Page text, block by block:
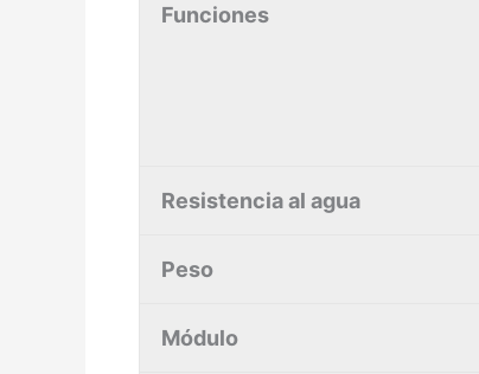
Funciones
Resistencia al agua
Peso
Módulo